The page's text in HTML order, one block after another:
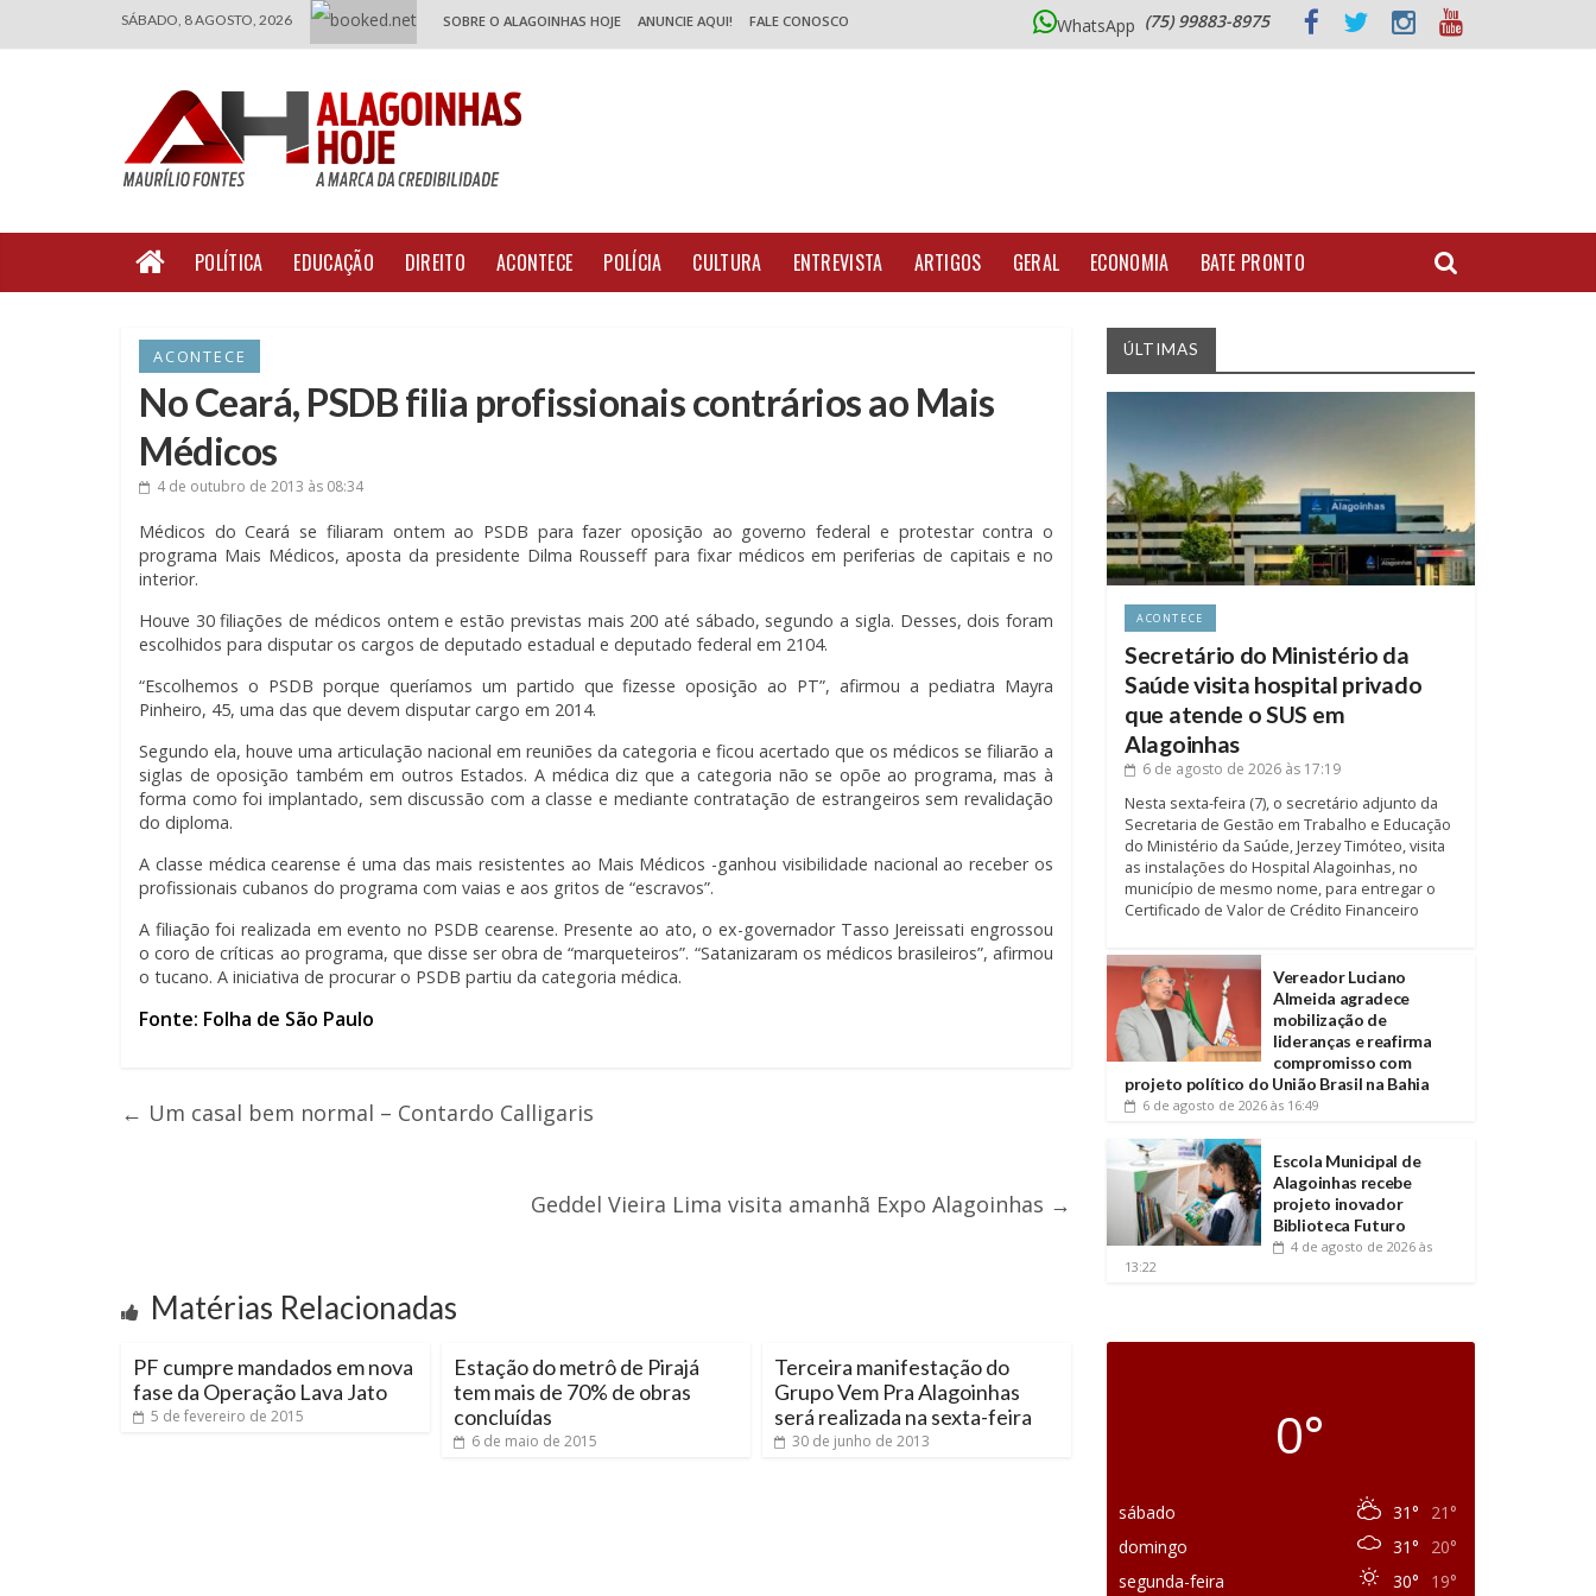
SÁBADO, 8 AGOSTO, 2026 SOBRE O ALAGOINHAS HOJE ANUNCIE AQUI! FALE CONOSCO WhatsApp (75) 99883-8975
POLÍTICA EDUCAÇÃO DIREITO ACONTECE POLÍCIA CULTURA ENTREVISTA ARTIGOS GERAL ECONOMIA BATE PRONTO
ACONTECE
No Ceará, PSDB filia profissionais contrários ao Mais
Médicos
4 de outubro de 2013 às 08:34
Médicos do Ceará se filiaram ontem ao PSDB para fazer oposição ao governo federal e protestar contra o
programa Mais Médicos, aposta da presidente Dilma Rousseff para fixar médicos em periferias de capitais e no
interior.
Houve 30 filiações de médicos ontem e estão previstas mais 200 até sábado, segundo a sigla. Desses, dois foram
escolhidos para disputar os cargos de deputado estadual e deputado federal em 2104.
“Escolhemos o PSDB porque queríamos um partido que fizesse oposição ao PT”, afirmou a pediatra Mayra
Pinheiro, 45, uma das que devem disputar cargo em 2014.
Segundo ela, houve uma articulação nacional em reuniões da categoria e ficou acertado que os médicos se filiarão a
siglas de oposição também em outros Estados. A médica diz que a categoria não se opõe ao programa, mas à
forma como foi implantado, sem discussão com a classe e mediante contratação de estrangeiros sem revalidação
do diploma.
A classe médica cearense é uma das mais resistentes ao Mais Médicos -ganhou visibilidade nacional ao receber os
profissionais cubanos do programa com vaias e aos gritos de “escravos”.
A filiação foi realizada em evento no PSDB cearense. Presente ao ato, o ex-governador Tasso Jereissati engrossou
o coro de críticas ao programa, que disse ser obra de “marqueteiros”. “Satanizaram os médicos brasileiros”, afirmou
o tucano. A iniciativa de procurar o PSDB partiu da categoria médica.
Fonte: Folha de São Paulo
← Um casal bem normal – Contardo Calligaris
Geddel Vieira Lima visita amanhã Expo Alagoinhas →
Matérias Relacionadas
PF cumpre mandados em nova
fase da Operação Lava Jato
5 de fevereiro de 2015
Estação do metrô de Pirajá
tem mais de 70% de obras
concluídas
6 de maio de 2015
Terceira manifestação do
Grupo Vem Pra Alagoinhas
será realizada na sexta-feira
30 de junho de 2013
ÚLTIMAS
ACONTECE
Secretário do Ministério da
Saúde visita hospital privado
que atende o SUS em
Alagoinhas
6 de agosto de 2026 às 17:19
Nesta sexta-feira (7), o secretário adjunto da
Secretaria de Gestão em Trabalho e Educação
do Ministério da Saúde, Jerzey Timóteo, visita
as instalações do Hospital Alagoinhas, no
município de mesmo nome, para entregar o
Certificado de Valor de Crédito Financeiro
Vereador Luciano
Almeida agradece
mobilização de
lideranças e reafirma
compromisso com
projeto político do União Brasil na Bahia
6 de agosto de 2026 às 16:49
Escola Municipal de
Alagoinhas recebe
projeto inovador
Biblioteca Futuro
4 de agosto de 2026 às
13:22
0°
sábado 31°
21°
domingo
31°
20°
segunda-feira
30° 19°